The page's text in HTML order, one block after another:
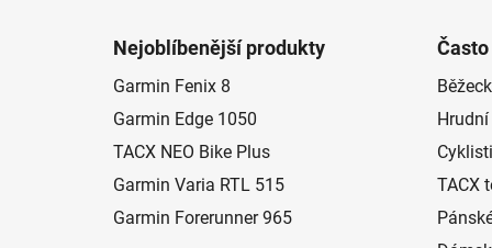
Nejoblíbenější produkty
Garmin Fenix 8
Garmin Edge 1050
TACX NEO Bike Plus
Garmin Varia RTL 515
Garmin Forerunner 965
TACX